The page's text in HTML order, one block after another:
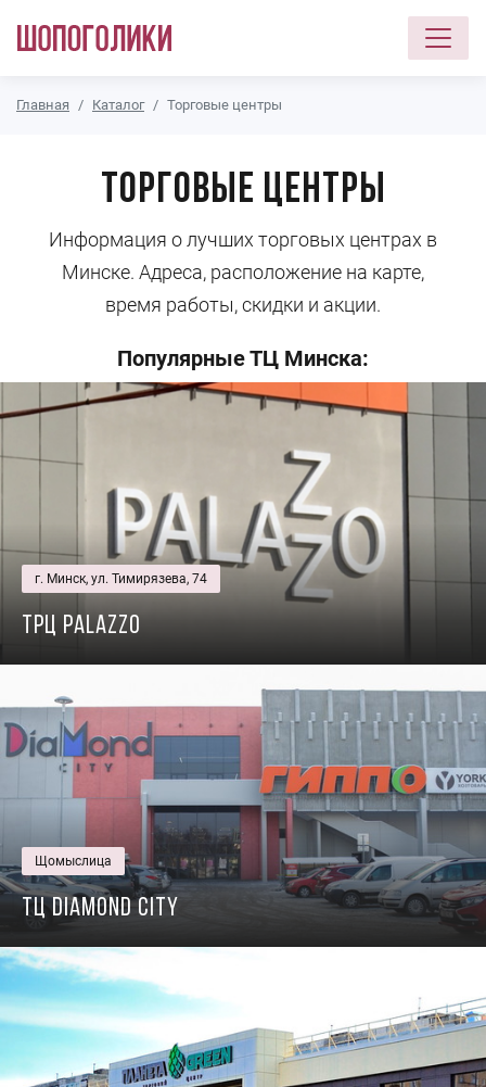
Главная Каталог Торговые центры
Торговые центры
Информация о лучших торговых центрах в
Минске. Адреса, расположение на карте,
время работы, скидки и акции.
Популярные ТЦ Минска:
г. Минск, ул. Тимирязева, 74
ТРЦ Palazzo
Щомыслица
ТЦ Diamond City